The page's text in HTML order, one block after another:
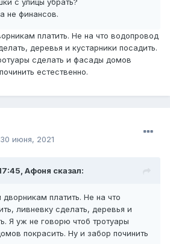
с улицы убрать?
не финансов.
платить. Не на что водопровод
деревья и кустарники посадить.
сделать и фасады домов
естественно.
30 июня, 2021
Афоня сказал:
платить. Не на что
ливневку сделать, деревья и
Я уж не говорю чтоб тротуары
покрасить. Ну и забор починить